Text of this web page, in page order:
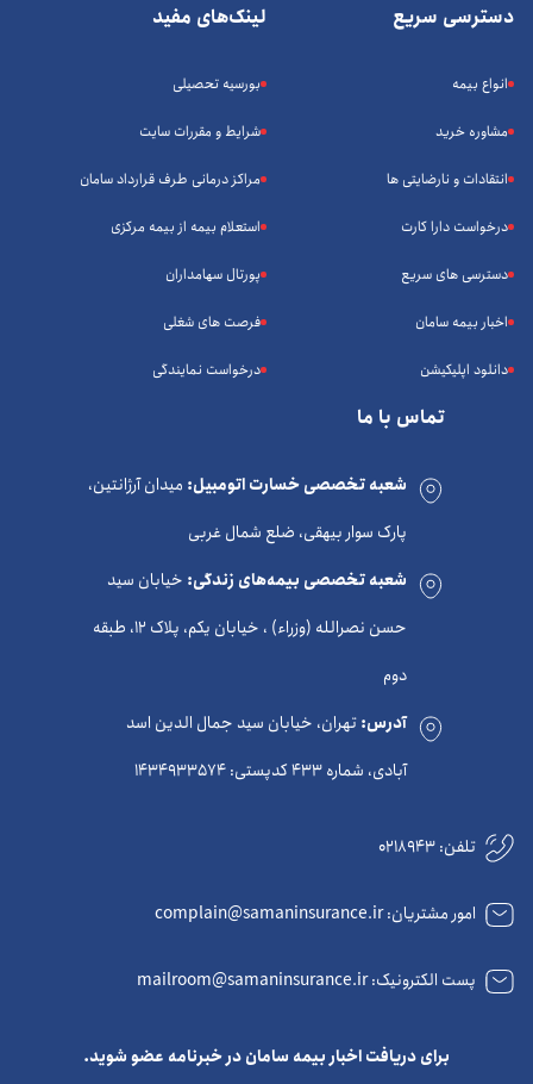
دسترسی سریع
انواع بیمه
مشاوره خرید
انتقادات و نارضایتی ها
درخواست دارا کارت
دسترسی های سریع
اخبار بیمه سامان
دانلود اپلیکیشن
لینک‌های مفید
بورسیه تحصیلی
شرایط و مقررات سایت
مراکز درمانی طرف قرارداد سامان
استعلام بیمه از بیمه مرکزی
پورتال سهامداران
فرصت های شغلی
درخواست نمایندگی
تماس با ما
شعبه تخصصی خسارت اتومبیل: میدان آرژانتین،
پارک سوار بیهقی، ضلع شمال غربی
شعبه تخصصی بیمه‌های زندگی: خیابان سید
حسن نصرالله (وزراء) ، خیابان یکم، پلاک 12، طبقه
دوم
آدرس:تهران، خیابان سید جمال الدین اسد
آبادی، شماره 433 کدپستی: 1434933574
تلفن:0218943
امور مشتریان: complain@samaninsurance.ir
پست الکترونیک: mailroom@samaninsurance.ir
برای دریافت اخبار بیمه سامان در خبرنامه عضو شوید.